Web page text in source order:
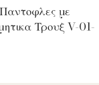
με
Τρουξ V-01-